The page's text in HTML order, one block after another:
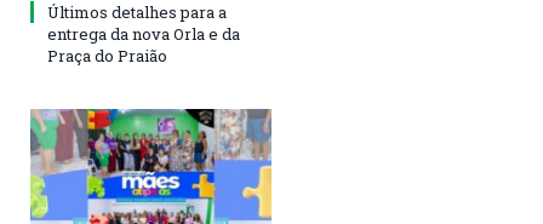
Últimos detalhes para a
entrega da nova Orla e da
Praça do Praião